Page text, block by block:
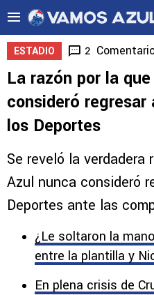
ESTADIO 2
La razón por la
consideró regresar
los Deportes
Se reveló la verdadera
Azul nunca consideró
Deportes ante las
¿Le soltaron la
entre la plantilla y
En plena crisis de